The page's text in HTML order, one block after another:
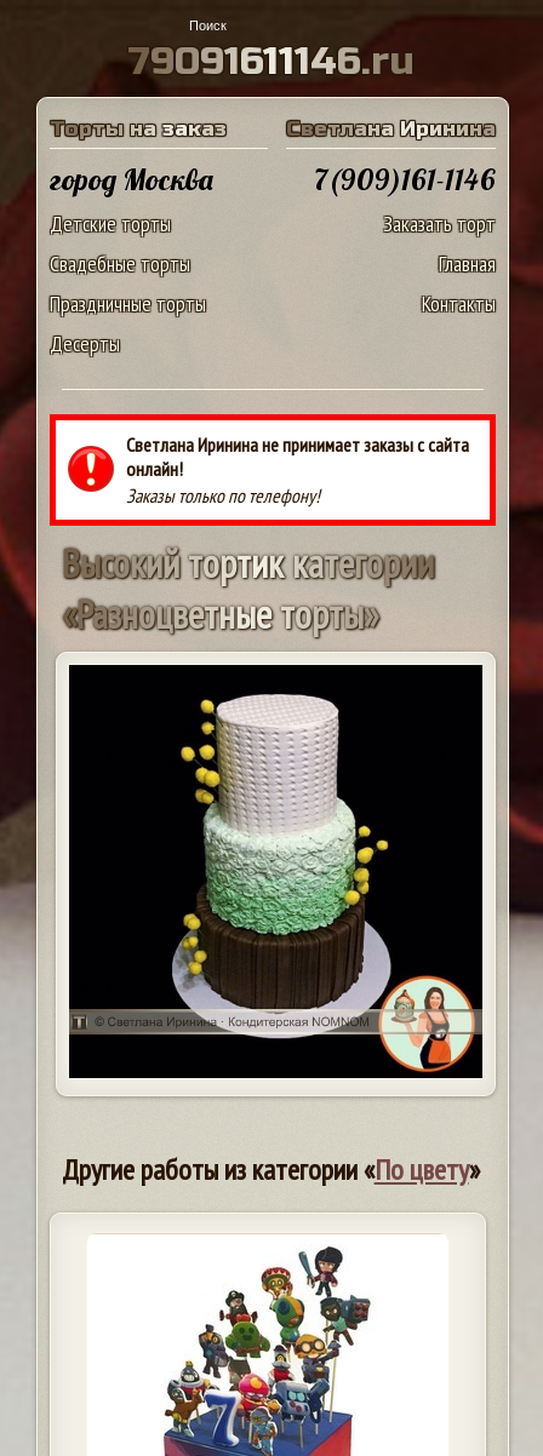
79091611146.ru
Торты на заказ
город Москва
Детские торты
Свадебные торты
Праздничные торты
Десерты
Светлана Иринина
7(909)161-1146
Заказать торт
Главная
Контакты
Светлана Иринина не принимает заказы с сайта
онлайн!
Заказы только по телефону!
Высокийтортиккатегории
«Разноцветныеторты»
Другие работы из категории «По цвету»